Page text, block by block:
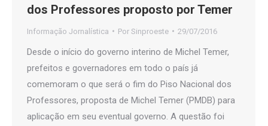
dos Professores proposto por Temer
Informação Jornalística Por Sinproeste 29/07/2016
Desde o início do governo interino de Michel Temer,
prefeitos e governadores em todo o país já
comemoram o que será o fim do Piso Nacional dos
Professores, proposta de Michel Temer (PMDB) para
aplicação em seu eventual governo. A questão foi